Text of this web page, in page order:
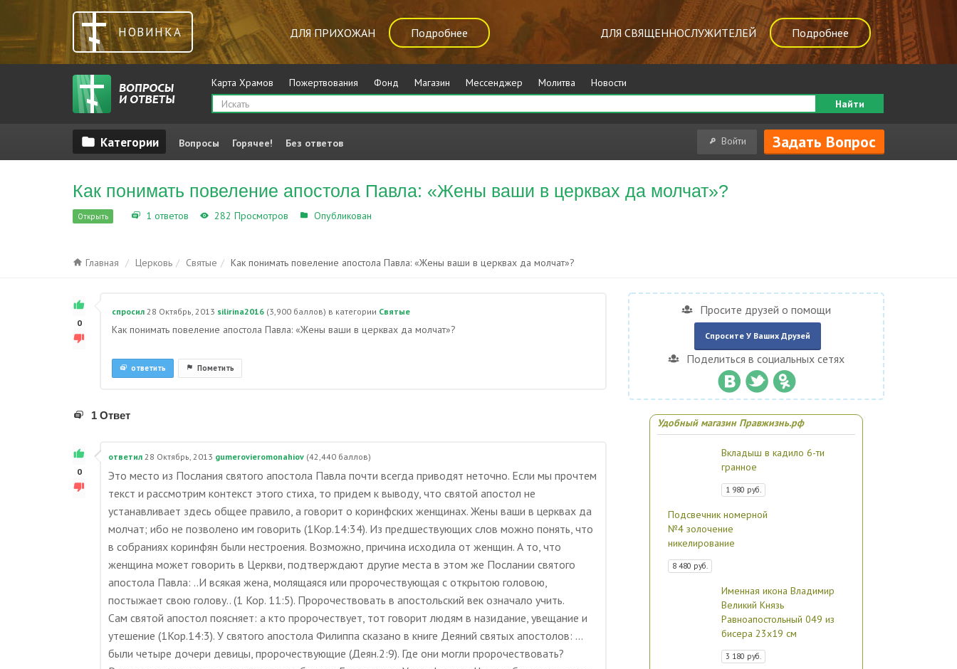
НОВИНКА ДЛЯ ПРИХОЖАН Подробнее ДЛЯ СВЯЩЕННОСЛУЖИТЕЛЕЙ Подробнее
Карта Храмов Пожертвования Фонд Магазин Мессенджер Молитва
Новости
Найти
Вопросы Горячее! Без ответов Войти Задать Вопрос
Как понимать повеление апостола Павла: «Жены ваши в церквах да молчат»?
Открыть 1 ответов 282 Просмотров Опубликован
Главная Церковь Святые Как понимать повеление апостола Павла: «Жены ваши в церквах да молчат»?
0
спросил 28 Октябрь, 2013 silirina2016 (3,900 баллов) в категории Святые
Как понимать повеление апостола Павла: «Жены ваши в церквах да молчат»?
Пометить
ответить
1 Ответ
0
ответил 28 Октябрь, 2013 gumerovieromonahiov (42,440 баллов)
Это место из Послания святого апостола Павла почти всегда приводят неточно. Если мы прочтем
текст и рассмотрим контекст этого стиха, то придем к выводу, что святой апостол не
устанавливает здесь общее правило, а говорит о коринфских женщинах. Жены ваши в церквах да
молчат; ибо не позволено им говорить (1Кор.14:34). Из предшествующих слов можно понять, что
в собраниях коринфян были нестроения. Возможно, причина исходила от женщин. А то, что
женщина может говорить в Церкви, подтверждают другие места в этом же Послании святого
апостола Павла: ..И всякая жена, молящаяся или пророчествующая с открытою головою,
постыжает свою голову.. (1 Кор. 11:5). Пророчествовать в апостольский век означало учить.
Сам святой апостол поясняет: а кто пророчествует, тот говорит людям в назидание, увещание и
утешение (1Кор.14:3). У святого апостола Филиппа сказано в книге Деяний святых апостолов: …
были четыре дочери девицы, пророчествующие (Деян.2:9). Где они могли пророчествовать?
Просите друзей о помощи
Спросите У Ваших Друзей
Поделиться в социальных сетях
Удобный магазин Правжизнь.рф
Вкладыш в кадило 6-ти
гранное
1 980 руб.
Подсвечник номерной
№4 золочение
никелирование
8 480 руб.
Именная икона Владимир
Великий Князь
Равноапостольный 049 из
бисера 23х19 см
3 180 руб.